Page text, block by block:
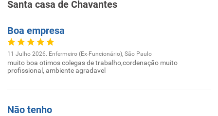
Santa casa de Chavantes
Boa empresa
11 Julho 2026. Enfermeiro (Ex-Funcionário), São Paulo
muito boa otimos colegas de trabalho,cordenação muito
profissional, ambiente agradavel
Não tenho